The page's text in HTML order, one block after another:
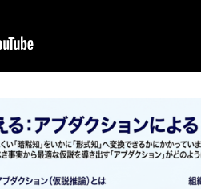
跡」とは？言語モデルと感覚モ